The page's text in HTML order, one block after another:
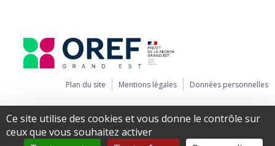
Ce site utilise des cookies et vous donne le contrôle sur
ceux que vous souhaitez activer
Plan du site Mentions légales Données personnelles